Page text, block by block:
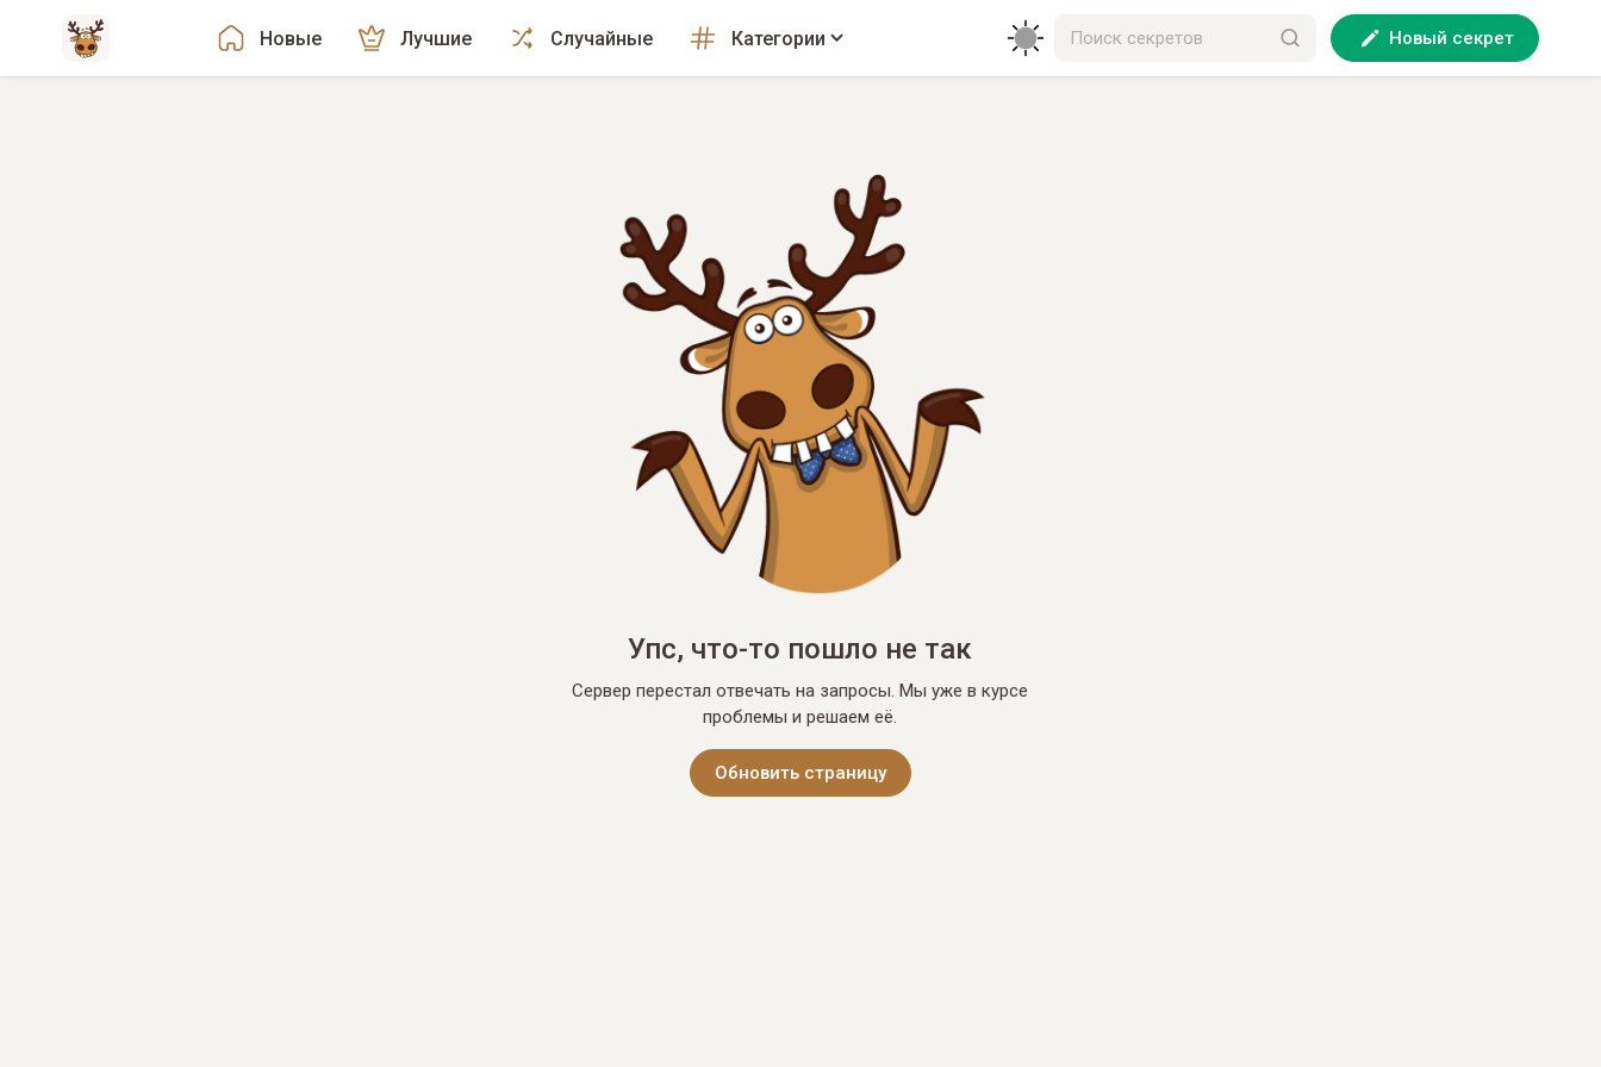
Новые Лучшие Случайные Категории Новый секрет
Упс, что-то пошло не так
Сервер перестал отвечать на запросы. Мы уже в курсе
проблемы и решаем её.
Обновить страницу